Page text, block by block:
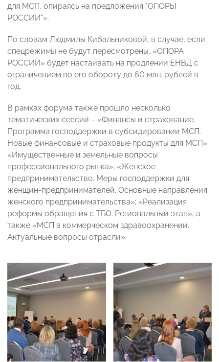
для МСП, опираясь на предложения "ОПОРЫ
РОССИИ"».
По словам Людмилы Кибальниковой, в случае, если
спецрежимы не будут пересмотрены, «ОПОРА
РОССИИ» будет настаивать на продлении ЕНВД с
ограничением по его обороту до 60 млн. рублей в
год.
В рамках форума также прошло несколько
тематических сессий – «Финансы и страхование.
Программа господдержки в субсидировании МСП.
Новые финансовые и страховые продукты для МСП»;
«Имущественные и земельные вопросы
профессионального рынка»; «Женское
предпринимательство. Меры господдержки для
женщин-предпринимателей. Основные направления
женского предпринимательства»; «Реализация
реформы обращения с ТБО. Региональный этап», а
также «МСП в коммерческом здравоохранении.
Актуальные вопросы отрасли».